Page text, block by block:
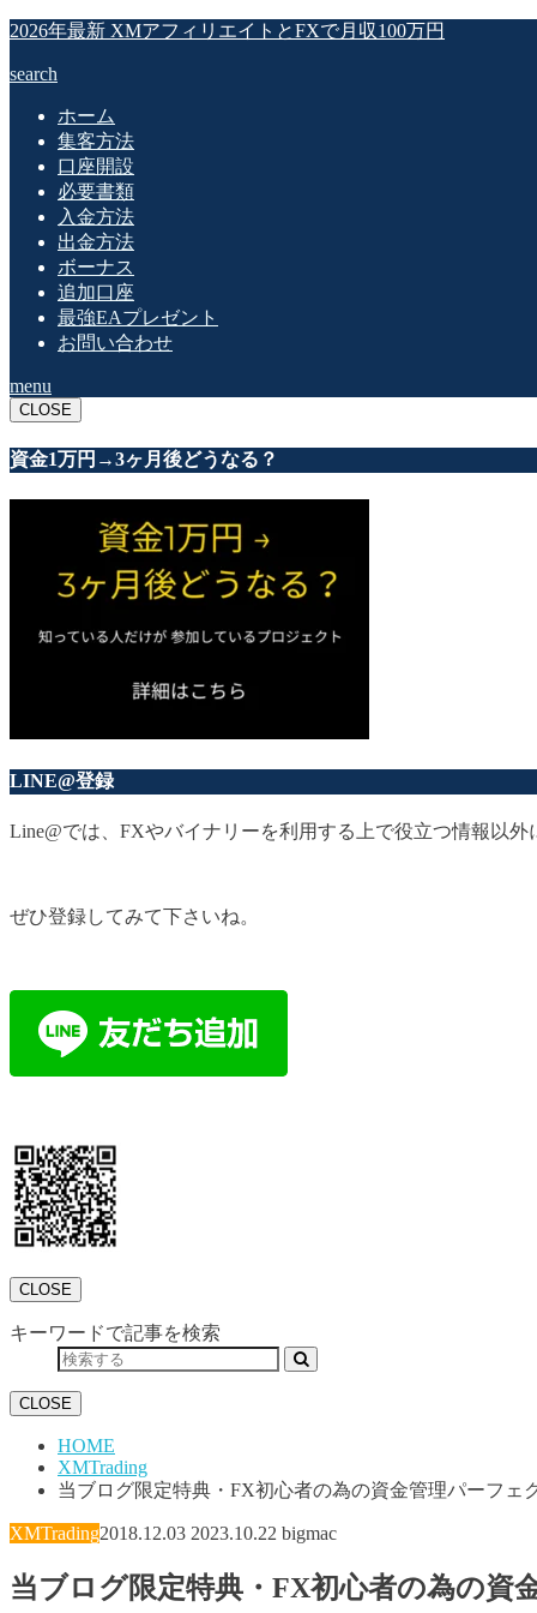
2026年最新 XMアフィリエイトとFXで月収100万円
search
ホーム
集客方法
口座開設
必要書類
入金方法
出金方法
ボーナス
追加口座
最強EAプレゼント
お問い合わせ
menu
CLOSE
資金1万円→3ヶ月後どうなる？
LINE@登録
Line@では、FXやバイナリーを利用する上で役立つ情報以
ぜひ登録してみて下さいね。
CLOSE
キーワードで記事を検索
CLOSE
HOME
XMTrading
当ブログ限定特典・FX初心者の為の資金管理パーフェ
XMTrading2018.12.03 2023.10.22 bigmac
当ブログ限定特典・FX初心者の為の資